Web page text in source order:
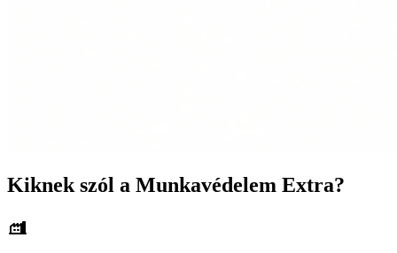
Kiknek szól a Munkavédelem Extra?